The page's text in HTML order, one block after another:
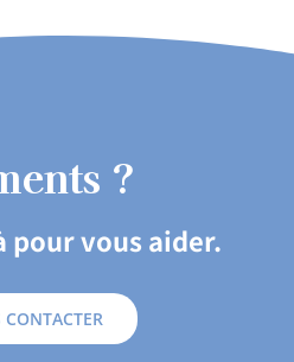
?
pour vous aider.
CONTACTER